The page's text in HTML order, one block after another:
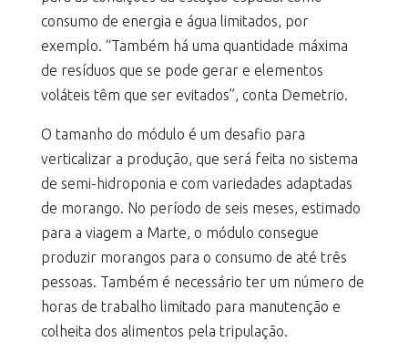
consumo de energia e água limitados, por
exemplo. “Também há uma quantidade máxima
de resíduos que se pode gerar e elementos
voláteis têm que ser evitados”, conta Demetrio.
O tamanho do módulo é um desafio para
verticalizar a produção, que será feita no sistema
de semi-hidroponia e com variedades adaptadas
de morango. No período de seis meses, estimado
para a viagem a Marte, o módulo consegue
produzir morangos para o consumo de até três
pessoas. Também é necessário ter um número de
horas de trabalho limitado para manutenção e
colheita dos alimentos pela tripulação.